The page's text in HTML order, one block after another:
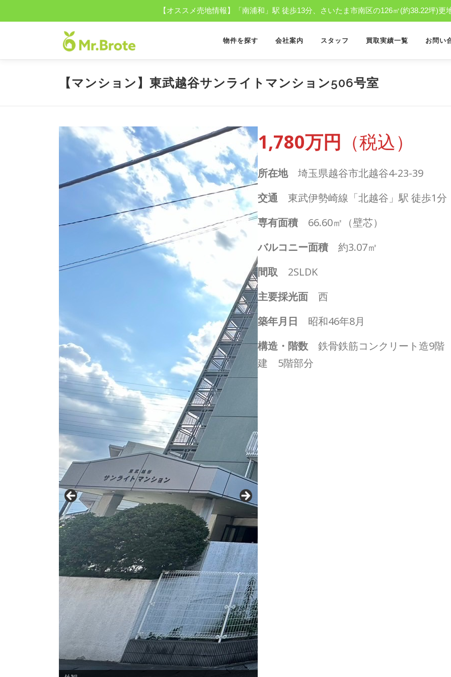
【オススメ売地情報】「南浦和」駅 徒歩13分、さいたま市南区の126㎡(約38.22坪)更
ン
物件を探す 会社案内 スタッフ 買取実績一覧 お問い
【マンション】東武越谷サンライトマンション506号室
1,780万円 （税込）
所在地埼玉県越谷市北越谷4-23-39
交通 東武伊勢崎線「北越谷」駅 徒歩1分
専有面積 66.60㎡（壁芯）
バルコニー面積 約3.07㎡
間取 2SLDK
主要採光面 西
築年月日 昭和46年8月
構造・階数 鉄骨鉄筋コンクリート造9階
建 5階部分